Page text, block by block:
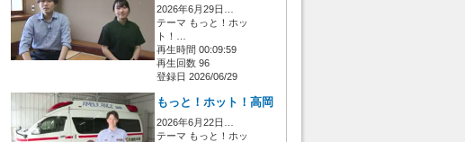
2026年6月29日…
テーマ もっと！ホッ
ト！…
再生時間 00:09:59
再生回数 96
登録日 2026/06/29
もっと！ホット！高岡
2026年6月22日…
テーマ もっと！ホッ